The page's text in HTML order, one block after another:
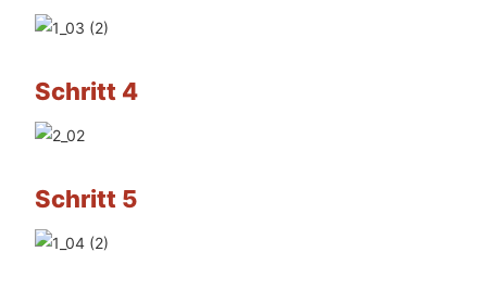
Schritt 4
Schritt 5